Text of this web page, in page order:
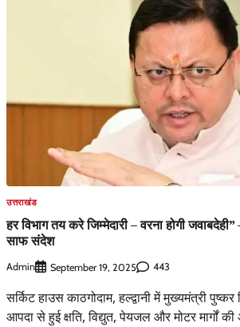
उत्तराखंड
हर विभाग तय करे जिम्मेदारी – वरना होगी
साफ संदेश
Admin September 19, 2025 443
सर्किट हाउस काठगोदाम, हल्द्वानी में मुख्यमंत्री
आपदा से हुई क्षति, विद्युत, पेयजल और मोटर मार्गों